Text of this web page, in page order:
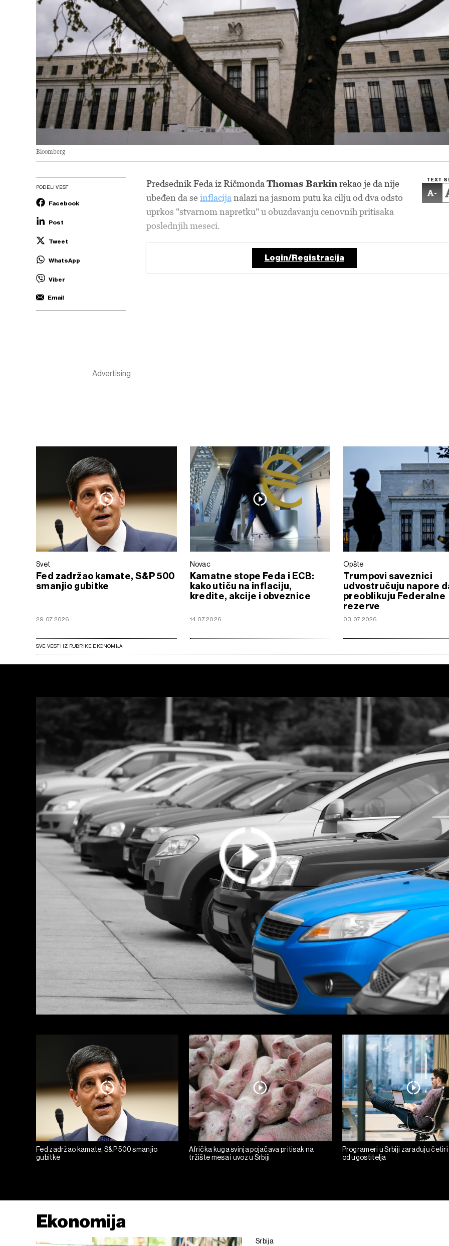
Bloomberg
PODELI VEST
Facebook
Post
Tweet
WhatsApp
Viber
Email
TEXT
-
Predsednik Feda iz Ričmonda Thomas Barkinrekao je da nije
ubeđen da se inflacija nalazi na jasnom putu ka cilju od dva odsto
uprkos "stvarnom napretku" u obuzdavanju cenovnih pritisaka
poslednjih meseci.
Login/Registracija
Svet
Fed zadržao kamate, S&P 500
smanjio gubitke
29.07.2026
Novac
Kamatne stope Feda i ECB:
kako utiču na inflaciju,
kredite, akcije i obveznice
14.07.2026
Opšte
Trumpovi saveznici
udvostručuju napore
preoblikuju Federalne
rezerve
03.07.2026
SVE VESTI IZ RUBRIKE EKONOMIJA
Fed zadržao kamate, S&P 500 smanjio
gubitke
Afrička kuga svinja pojačava pritisak na
tržište mesa i uvoz u Srbiji
Programeri u Srbiji zarađuju
od ugostitelja
Ekonomija
Srbija